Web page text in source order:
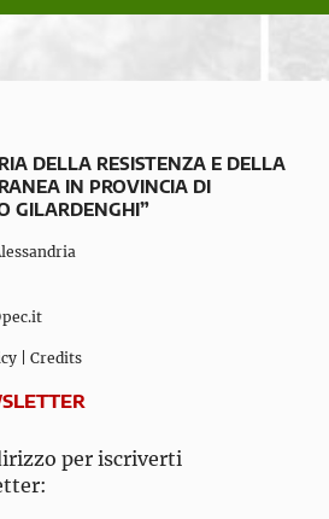
DELLA RESISTENZA E DELLA
IN PROVINCIA DI
GILARDENGHI”
Credits
per iscriverti